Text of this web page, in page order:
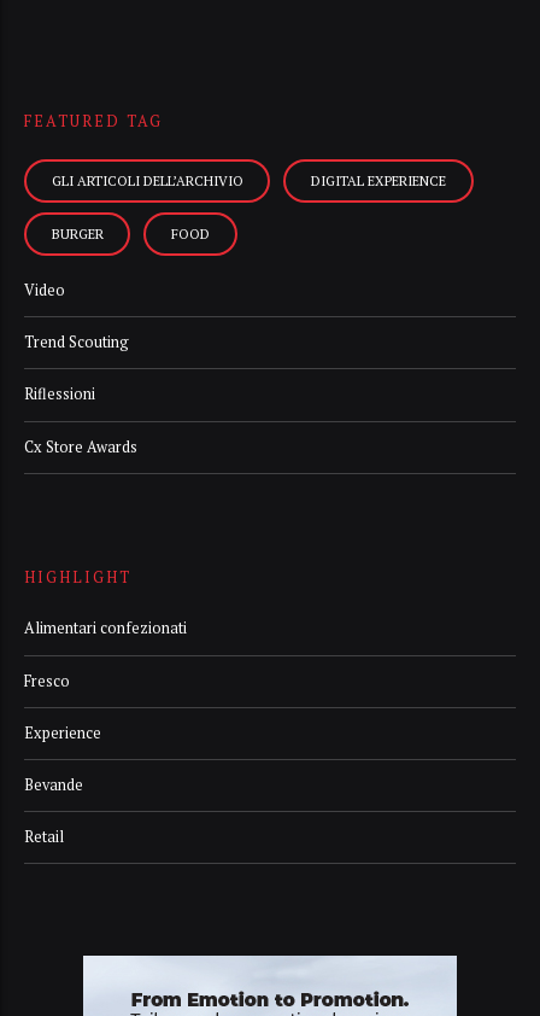
FEATURED TAG
GLI ARTICOLI DELL’ARCHIVIO DIGITAL EXPERIENCE
BURGER FOOD
Video
Trend Scouting
Riflessioni
Cx Store Awards
HIGHLIGHT
Alimentari confezionati
Fresco
Experience
Bevande
Retail